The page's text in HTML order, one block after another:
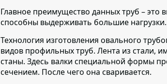
Главное преимущество данных труб – это
способны выдерживать большие нагрузки.
Технология изготовления овального
видов профильных труб. Лента из стали,
станы. Здесь валки специальной формы
сечением. После чего она сваривается.